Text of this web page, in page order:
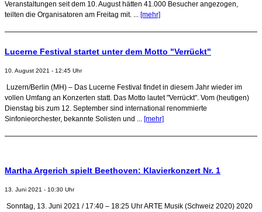
Veranstaltungen seit dem 10. August hätten 41.000 Besucher angezogen,
teilten die Organisatoren am Freitag mit. ... [mehr]
Lucerne Festival startet unter dem Motto "Verrückt"
10. August 2021 - 12:45 Uhr
Luzern/Berlin (MH) – Das Lucerne Festival findet in diesem Jahr wieder im
vollen Umfang an Konzerten statt. Das Motto lautet "Verrückt". Vom (heutigen)
Dienstag bis zum 12. September sind international renommierte
Sinfonieorchester, bekannte Solisten und ... [mehr]
Martha Argerich spielt Beethoven: Klavierkonzert Nr. 1
13. Juni 2021 - 10:30 Uhr
Sonntag, 13. Juni 2021 / 17:40 – 18:25 Uhr ARTE Musik (Schweiz 2020) 2020